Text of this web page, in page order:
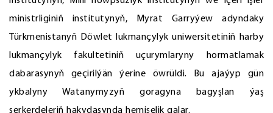
ministrliginiň institutynyň, Myrat Garryýew adyndaky
Türkmenistanyň Döwlet lukmançylyk uniwersitetiniň harby
lukmançylyk fakultetiniň uçurymlaryny hormatlamak
dabarasynyň geçirilýän ýerine öwrüldi. Bu ajaýyp gün
ykbalyny Watanymyzyň goragyna bagyşlan ýaş
serkerdeleriň hakydasynda hemişelik galar.